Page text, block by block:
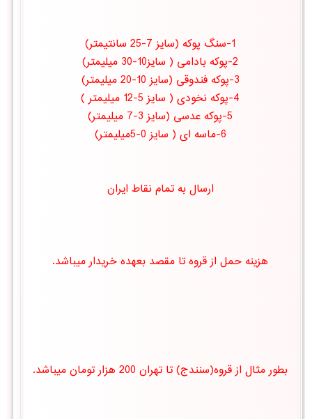
1-سنگ پوکه (سایز 7-25 سانتیمتر)
2-پوكه بادامی ( سایز10-30 میلیمتر)
3-پوكه فندوقی (سایز 10-20 میلیمتر)
4-پوكه نخودی ( سایز 5-12 میلیمتر )
5-پوكه عدسی (سایز 3-7 میلیمتر)
6-ماسه ای ( سایز 0-5میلیمتر)
ارسال به تمام نقاط ایران
هزینه حمل از قروه تا مقصد بعهده خریدار میباشد.
بطور مثال از قروه(سنندج) تا تهران 200 هزار تومان میباشد.